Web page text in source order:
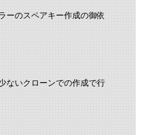
ーのスペアキー作成の御依
ないクローンでの作成で行